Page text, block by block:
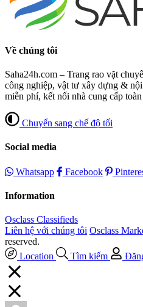
Về chúng tôi
Saha24h.com – Trang rao vặt
công nghiệp, vật tư xây dựng &
miễn phí, kết nối nhà cung cấp
Chuyển sang chế độ tối
Social media
Whatsapp Facebook
Information
Osclass Classifieds
Liên hệ với chúng tôi Osclass
reserved.
Location
Tìm kiếm